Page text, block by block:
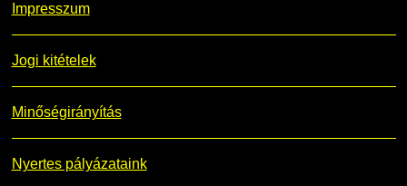
Impresszum
Jogi kitételek
Minőségirányítás
Nyertes pályázataink